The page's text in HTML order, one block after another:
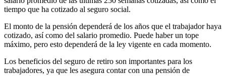
tiempo que ha cotizado al seguro social.
El monto de la pensión dependerá de los años que el trabajador haya
cotizado, así como del salario promedio. Puede haber un tope
máximo, pero esto dependerá de la ley vigente en cada momento.
Los beneficios del seguro de retiro son importantes para los
trabajadores, ya que les asegura contar con una pensión de